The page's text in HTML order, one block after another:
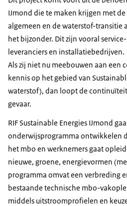
IJmond die te maken krijgen met
algemeen en de waterstof-transitie
het bijzonder. Dit zijn vooral
leveranciers en installatiebedrijven.
Als zij niet nu meebouwen aan een
kennis op het gebied van
waterstof), dan loopt de
gevaar.
RIF Sustainable Energies IJmond
onderwijsprogramma ontwikkelen
het mbo en werknemers gaat
nieuwe, groene, energievormen
programma omvat een verbreding
bestaande technische mbo-
middels uitstroomprofielen en